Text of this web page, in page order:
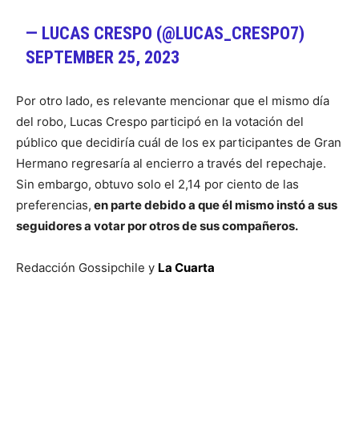
— LUCAS CRESPO (@LUCAS_CRESPO7)
SEPTEMBER 25, 2023
Por otro lado, es relevante mencionar que el mismo día
del robo, Lucas Crespo participó en la votación del
público que decidiría cuál de los ex participantes de Gran
Hermano regresaría al encierro a través del repechaje.
Sin embargo, obtuvo solo el 2,14 por ciento de las
preferencias, en parte debido a que él mismo instó a sus
seguidores a votar por otros de sus compañeros.
Redacción Gossipchile y La Cuarta